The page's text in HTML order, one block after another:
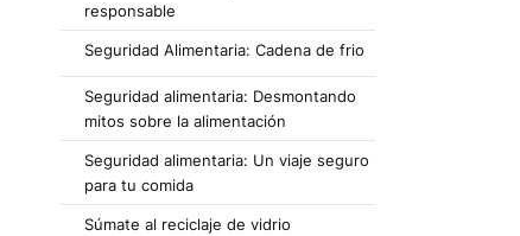
responsable
Seguridad Alimentaria: Cadena de frio
Seguridad alimentaria: Desmontando
mitos sobre la alimentación
Seguridad alimentaria: Un viaje seguro
para tu comida
Súmate al reciclaje de vidrio